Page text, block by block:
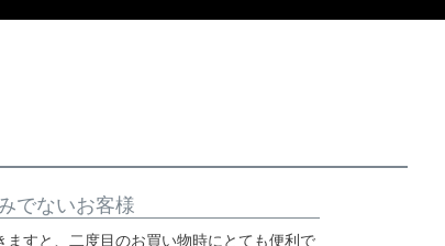
でないお客様
ますと、二度目のお買い物時にとても便利で